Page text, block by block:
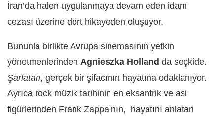
İran’da halen uygulanmaya devam eden idam
cezası üzerine dört hikayeden oluşuyor.
Bununla birlikte Avrupa sinemasının yetkin
yönetmenlerinden Agnieszka Holland da seçkide.
Şarlatan, gerçek bir şifacının hayatına odaklanıyor.
Ayrıca rock müzik tarihinin en eksantrik ve asi
figürlerinden Frank Zappa’nın, hayatını anlatan